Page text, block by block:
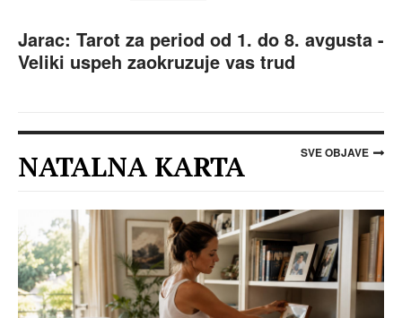
Jarac: Tarot za period od 1. do 8. avgusta -
Veliki uspeh zaokruzuje vas trud
NATALNA KARTA SVE OBJAVE